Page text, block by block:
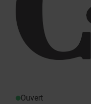
Ouvert